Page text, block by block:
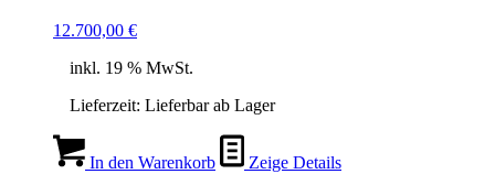
12.700,00 €
inkl. 19 % MwSt.
Lieferzeit: Lieferbar ab Lager
In den Warenkorb Zeige Details